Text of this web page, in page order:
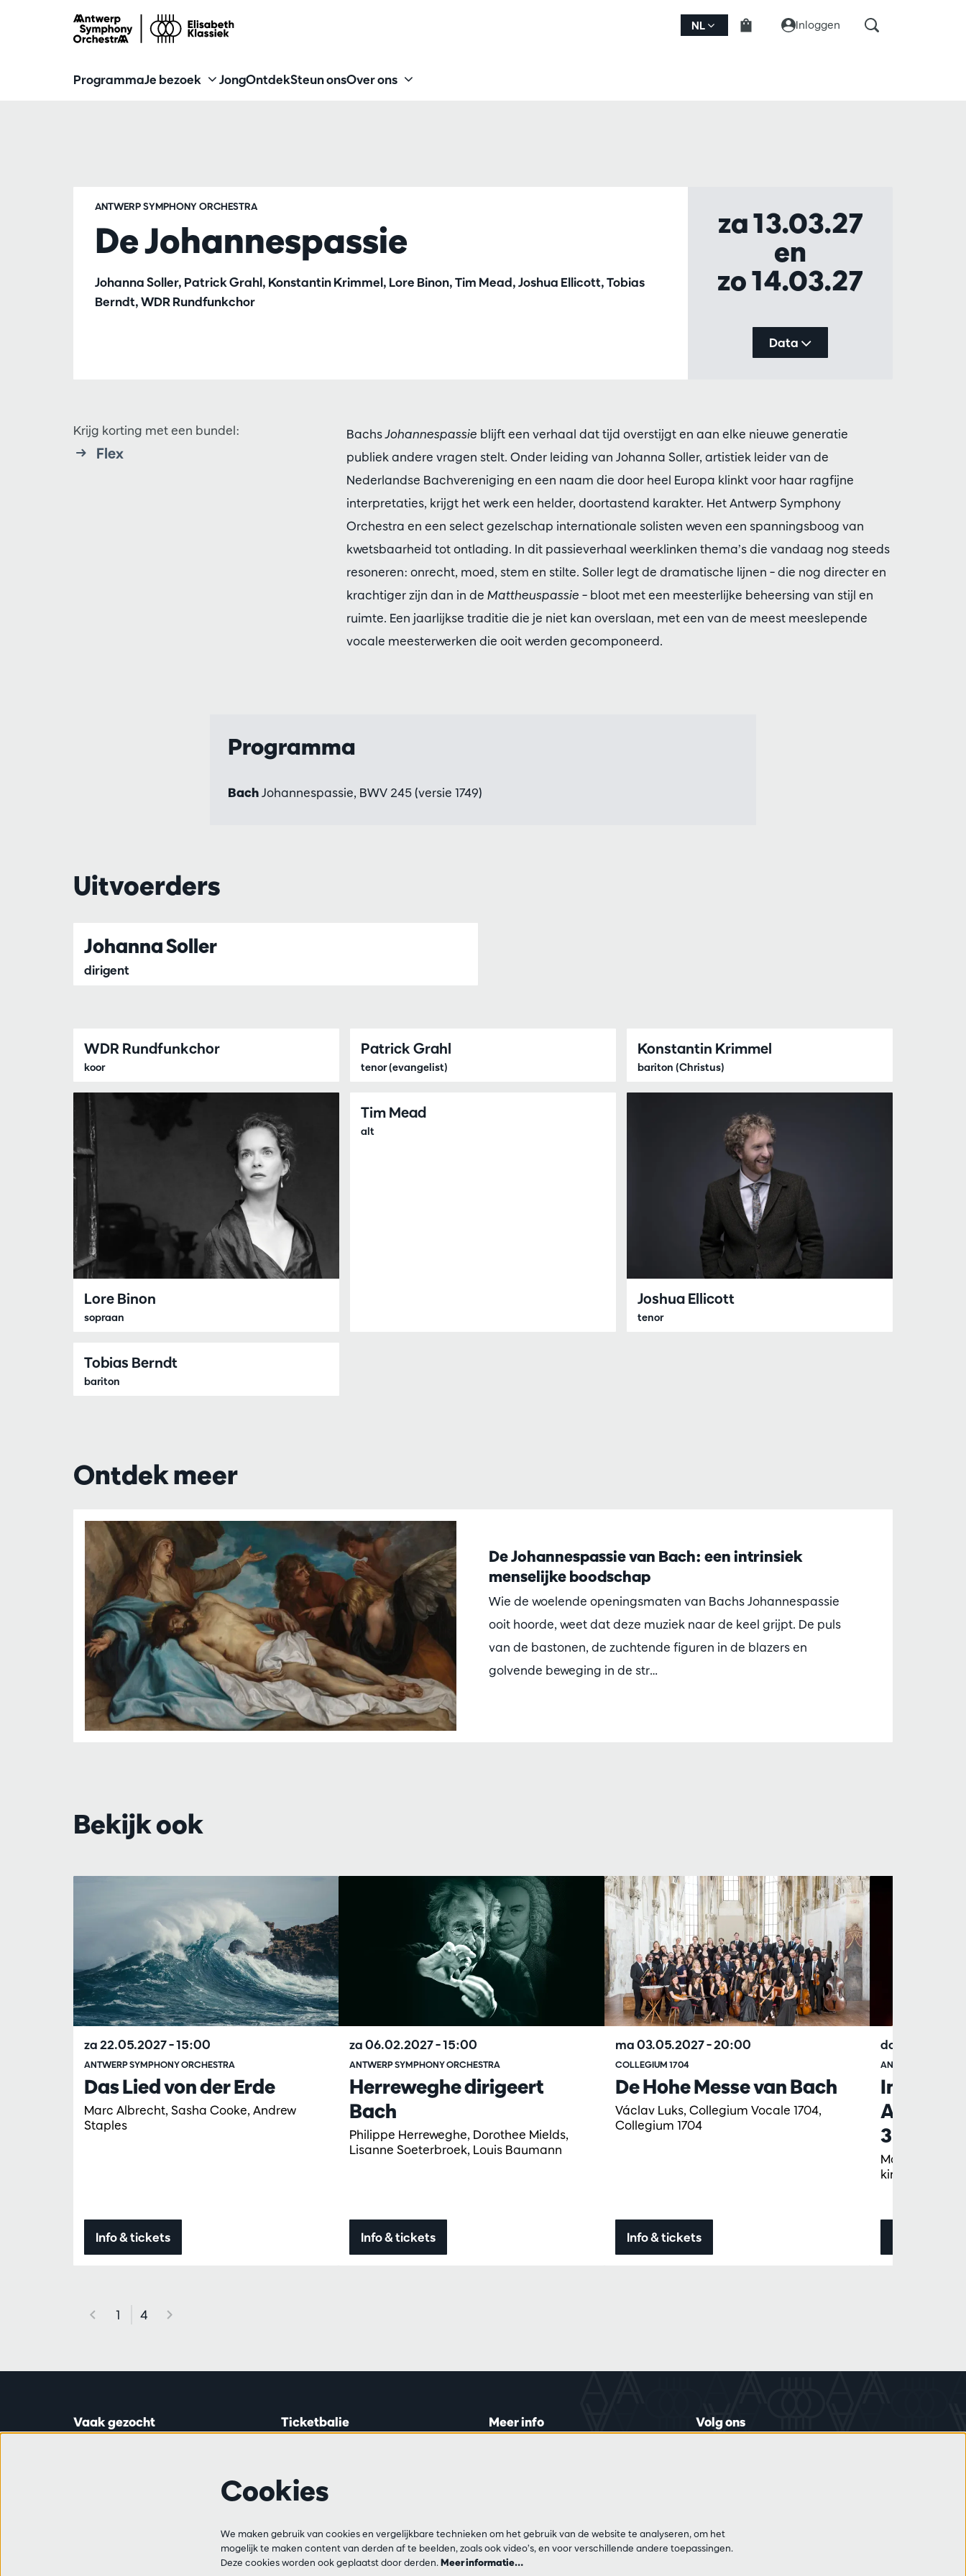
NL Inloggen
ProgrammaJe bezoek JongOntdekSteun onsOver ons
De Johannespassie
Johanna Soller, Patrick Grahl, Konstantin Krimmel, Lore Binon, Tim Mead, Joshua Ellicott, Tobias
Berndt, WDR Rundfunkchor
ANTWERP SYMPHONY ORCHESTRA
za 13.03.27
en
zo 14.03.27
Data
BachsJohannespassie blijft een verhaal dat tijd overstijgt en aan elke nieuwe generatie
publiek andere vragen stelt. Onder leiding van Johanna Soller, artistiek leider van de
Nederlandse Bachvereniging en een naam die door heel Europa klinkt voor haar ragfijne
interpretaties, krijgt het werk een helder, doortastend karakter. Het Antwerp Symphony
Orchestra en een select gezelschap internationale solisten weven een spanningsboog van
kwetsbaarheid tot ontlading. In dit passieverhaal weerklinken thema’s die vandaag nog steeds
resoneren: onrecht, moed, stem en stilte. Soller legt de dramatische lijnen – die nog directer en
krachtiger zijn dan in de Mattheuspassie – bloot met een meesterlijke beheersing van stijl en
ruimte. Een jaarlijkse traditie die je niet kan overslaan, met een van de meest meeslepende
vocale meesterwerken die ooit werden gecomponeerd.
Krijg korting met een bundel:
Flex
Programma
BachJohannespassie, BWV 245 (versie 1749)
Uitvoerders
Johanna Soller
dirigent
WDR Rundfunkchor
koor
Patrick Grahl
tenor (evangelist)
Konstantin Krimmel
bariton (Christus)
Lore Binon
sopraan
Tim Mead
alt
Joshua Ellicott
tenor
Tobias Berndt
bariton
Ontdek meer
De Johannespassie van Bach: een intrinsiek
menselijke boodschap
Wie de woelende openingsmaten van Bachs Johannespassie
ooit hoorde, weet dat deze muziek naar de keel grijpt. De puls
van de bastonen, de zuchtende figuren in de blazers en
golvende beweging in de str…
Bekijk ook
Das Lied von der Erde
Marc Albrecht, Sasha Cooke, Andrew
Staples
ANTWERP SYMPHONY ORCHESTRA
za 22.05.2027– 15:00
Info & tickets
Herreweghe dirigeert
Bach
Philippe Herreweghe, Dorothee Mields,
Lisanne Soeterbroek, Louis Baumann
ANTWERP SYMPHONY ORCHESTRA
za 06.02.2027– 15:00
Info & tickets
De Hohe Messe van Bach
Václav Luks, Collegium Vocale 1704,
Collegium 1704
COLLEGIUM 1704
ma 03.05.2027– 20:00
Info & tickets
Albrecht
3
Marc
kinderkoor
ANTWERP
do 01.10.2026
1 4
Vaak gezocht Ticketbalie
van 14:00 tot 16:45.
+32 3 213 54 06
Bereikbaar op di, do en vr
Meer info Volg ons
Cookies
We maken gebruik van cookies en vergelijkbare technieken om het gebruik van de website te analyseren, om het
mogelijk te maken content van derden af te beelden, zoals ook video’s, en voor verschillende andere toepassingen.
Deze cookies worden ook geplaatst door derden.Meer informatie…